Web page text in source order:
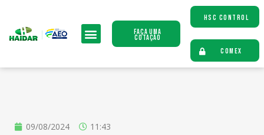
Faça uma
Cotação
HSC CONTROL
COMEX
09/08/2024 11:43